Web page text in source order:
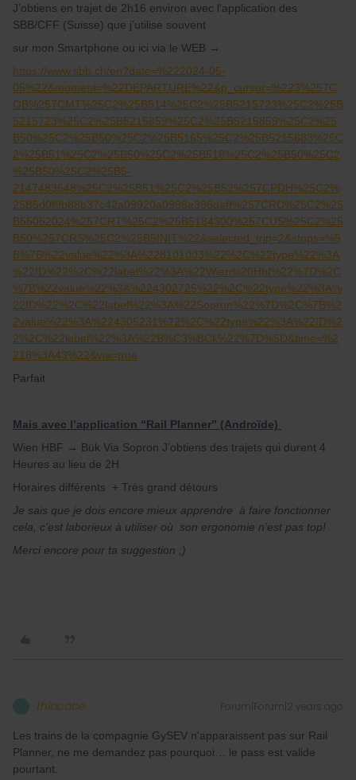
J’obtiens en trajet de 2h16 environ avec l’application des
SBB/CFF (Suisse) que j’utilise souvent
sur mon Smartphone ou ici via le WEB →
https://www.sbb.ch/en?date=%222024-05-
05%22&moment=%22DEPARTURE%22&p_cursor=%223%257C
OB%257CMT%25C2%25B514%25C2%25B5215723%25C2%25B
5215723%25C2%25B5215859%25C2%25B5215859%25C2%25
B50%25C2%25B50%25C2%25B5165%25C2%25B5215683%25C
2%25B51%25C2%25B50%25C2%25B518%25C2%25B50%25C2
%25B50%25C2%25B5-
2147483648%25C2%25B51%25C2%25B52%257CPDH%25C2%
25B5d0f9b88b37c42a09920a0998a396daff%257CRD%25C2%25
B55052024%257CRT%25C2%25B5184300%257CUS%25C2%25
B50%257CRS%25C2%25B5INIT%22&selected_trip=2&stops=%5
B%7B%22value%22%3A%228101003%22%2C%22type%22%3A
%22ID%22%2C%22label%22%3A%22Wien%20Hbf%22%7D%2C
%7B%22value%22%3A%224302725%22%2C%22type%22%3A%
22ID%22%2C%22label%22%3A%22Sopron%22%7D%2C%7B%2
2value%22%3A%224305231%22%2C%22type%22%3A%22ID%2
2%2C%22label%22%3A%22B%C3%BCk%22%7D%5D&time=%2
218%3A43%22&via=true
Parfait
Mais avec l’application “Rail Planner” (Androïde)
Wien HBF → Bük Via Sopron J’obtiens des trajets qui durent 4
Heures au lieu de 2H
Horaires différents + Très grand détours
Je sais que je dois encore mieux apprendre à faire fonctionner
cela, c’est laborieux à utiliser où son ergonomie n’est pas top!
Merci encore pour ta suggestion ;)
thibcabe Forum|Forum|2 years ago
Les trains de la compagnie GySEV n'apparaissent pas sur Rail
Planner, ne me demandez pas pourquoi… le pass est valide
pourtant.